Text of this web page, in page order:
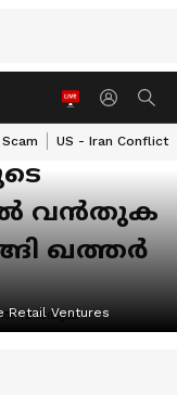
US - Iran Conflict
വന്‍തുക
ഖത്തര്‍
Retail Ventures